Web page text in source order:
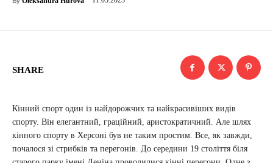
SHARE
Кінний спорт один із найдорожчих та найкрасивіших видів
спорту. Він елегантний, граційний, аристократичний. Але шлях
кінного спорту в Херсоні був не таким простим. Все, як завжди,
почалося зі стрибків та перегонів. До середини 19 століття біля